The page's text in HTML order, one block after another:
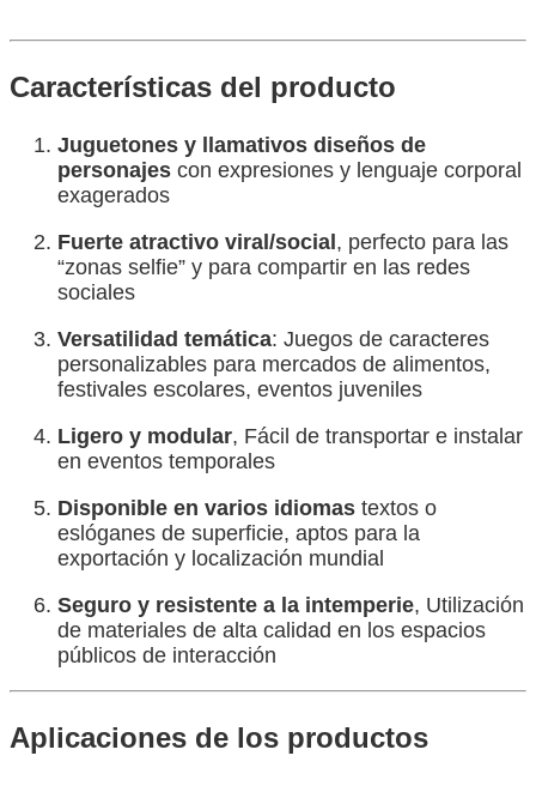
Características del producto
Juguetones y llamativos diseños de
personajes con expresiones y lenguaje corporal
exagerados
Fuerte atractivo viral/social, perfecto para las
“zonas selfie” y para compartir en las redes
sociales
Versatilidad temática: Juegos de caracteres
personalizables para mercados de alimentos,
festivales escolares, eventos juveniles
Ligero y modular, Fácil de transportar e instalar
en eventos temporales
Disponible en varios idiomas textos o
eslóganes de superficie, aptos para la
exportación y localización mundial
Seguro y resistente a la intemperie, Utilización
de materiales de alta calidad en los espacios
públicos de interacción
Aplicaciones de los productos